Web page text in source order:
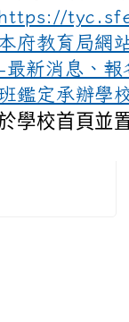
府教育局
新消息、報
鑑定承辦學
學校首頁並